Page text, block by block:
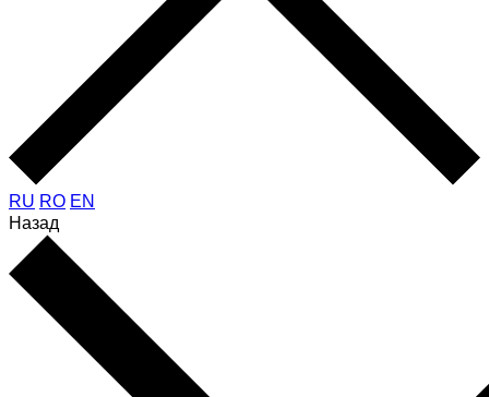
RU RO EN
Назад